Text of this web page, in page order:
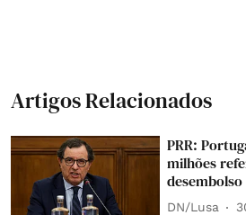
Artigos Relacionados
PRR:
milhões
desembolso
DN/Lusa